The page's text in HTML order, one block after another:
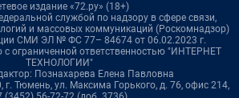
издание «72.ру» (18+)
службой по надзору в сфере связи,
и массовых коммуникаций (Роскомнадзор)
СМИ ЭЛ № ФС 77– 84674 от 06.02.2023 г.
с ограниченной ответственностью "ИНТЕРНЕТ
ТЕХНОЛОГИИ"
Познахарева Елена Павловна
г. Тюмень, ул. Максима Горького, д. 76, офис 214,